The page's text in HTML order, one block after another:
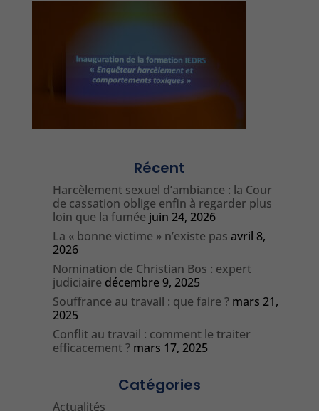
Récent
Harcèlement sexuel d’ambiance : la Cour
de cassation oblige enfin à regarder plus
loin que la fumée juin 24, 2026
La « bonne victime » n’existe pas avril 8,
2026
Nomination de Christian Bos : expert
judiciaire décembre 9, 2025
Souffrance au travail : que faire ? mars 21,
2025
Conflit au travail : comment le traiter
efficacement ? mars 17, 2025
Catégories
Actualités